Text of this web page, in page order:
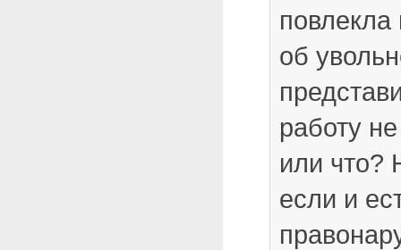
повлекла
об
работу
или что?
если и